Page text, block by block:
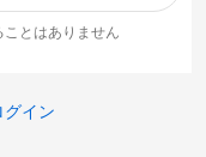
とはありません
イン